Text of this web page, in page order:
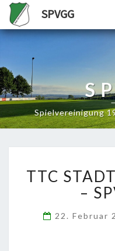
SPVGG
Spielvereinigung
TTC
–
22. Februar